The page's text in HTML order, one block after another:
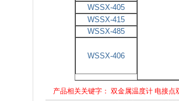
WSSX-405
WSSX-415
WSSX-485
WSSX-406
产品相关关键字： 双金属温度计 电接点